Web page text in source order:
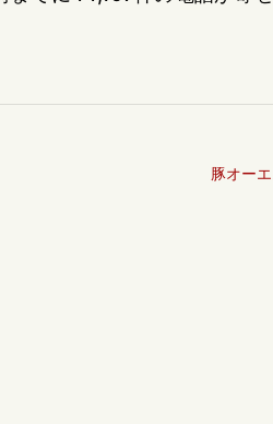
豚オー